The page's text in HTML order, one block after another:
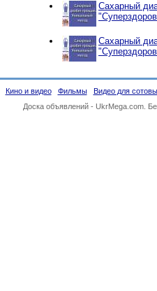
Сахарный
Сахарный
Кино и видео Фильмы
Видео для
Доска объявлений - UkrMega.com.